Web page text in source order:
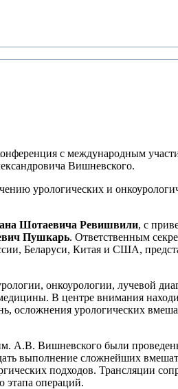
с международным
Вишневского.
урологических и
Шотаевича Ревишвили, с
Пушкарь. Ответственным
Беларуси, Китая и США,
онкоурологии, лучевой
В центре внимания
осложнения урологических
А.В. Вишневского были
выполнение сложнейших
подходов. Трансляции
этапа операций.